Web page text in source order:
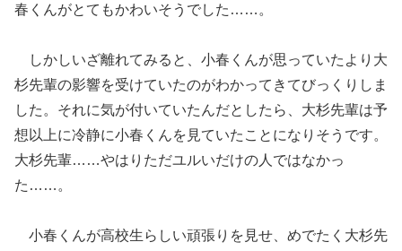
春くんがとてもかわいそうでした……。
しかしいざ離れてみると、小春くんが思っていたより大
杉先輩の影響を受けていたのがわかってきてびっくりしま
した。それに気が付いていたんだとしたら、大杉先輩は予
想以上に冷静に小春くんを見ていたことになりそうです。
大杉先輩……やはりただユルいだけの人ではなかっ
た……。
小春くんが高校生らしい頑張りを見せ、めでたく大杉先